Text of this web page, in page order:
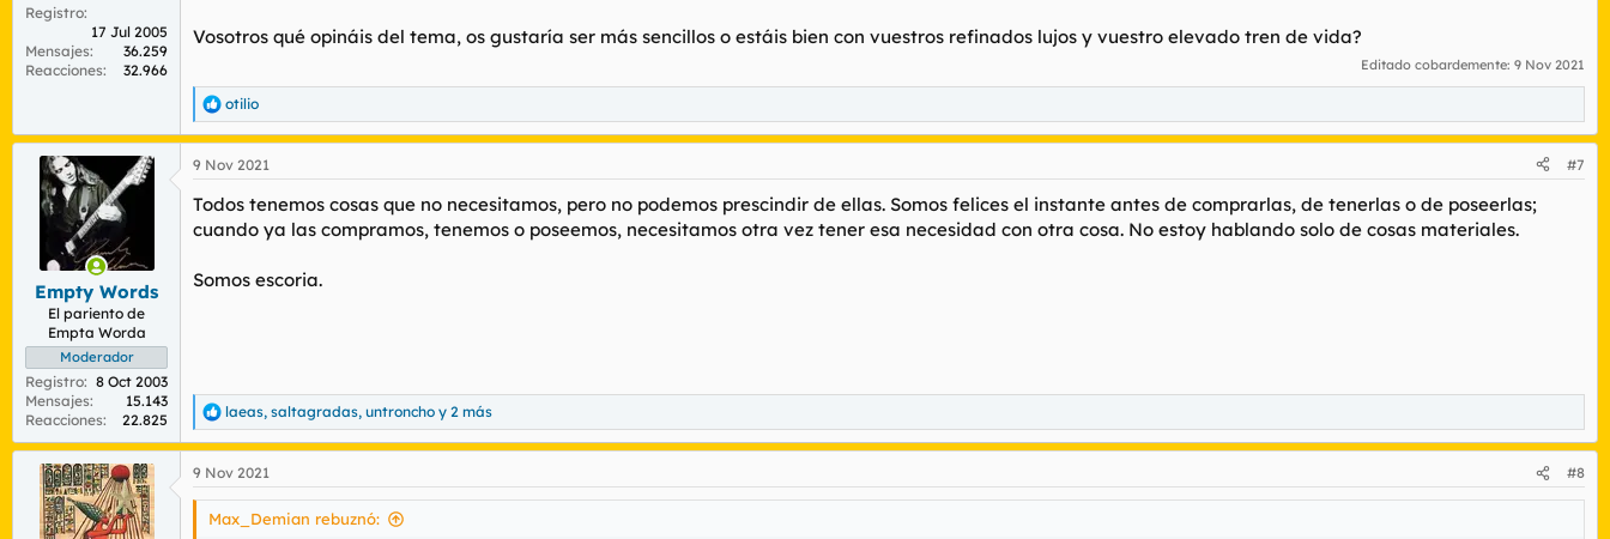
Registro
17 Jul 2005
Mensajes
36.259
Reacciones
32.966
Vosotros qué opináis del tema, os gustaría ser más sencillos o estáis bien con vuestros refinados lujos y vuestro elevado tren de vida?
Editado cobardemente: 9 Nov 2021
R
e
a
c
i
o
s
otilio
Empty Words
El pariento de
Empta Worda
Moderador
Registro
8 Oct 2003
Mensajes
15.143
Reacciones
22.825
9 Nov 2021 #7
Todos tenemos cosas que no necesitamos, pero no podemos prescindir de ellas. Somos felices el instante antes de comprarlas, de tenerlas o de poseerlas;
cuando ya las compramos, tenemos o poseemos, necesitamos otra vez tener esa necesidad con otra cosa. No estoy hablando solo de cosas materiales.
Somos escoria.
R
e
c
c
laeas, saltagradas, untroncho y 2 más
9 Nov 2021 #8
Max_Demian rebuznó: